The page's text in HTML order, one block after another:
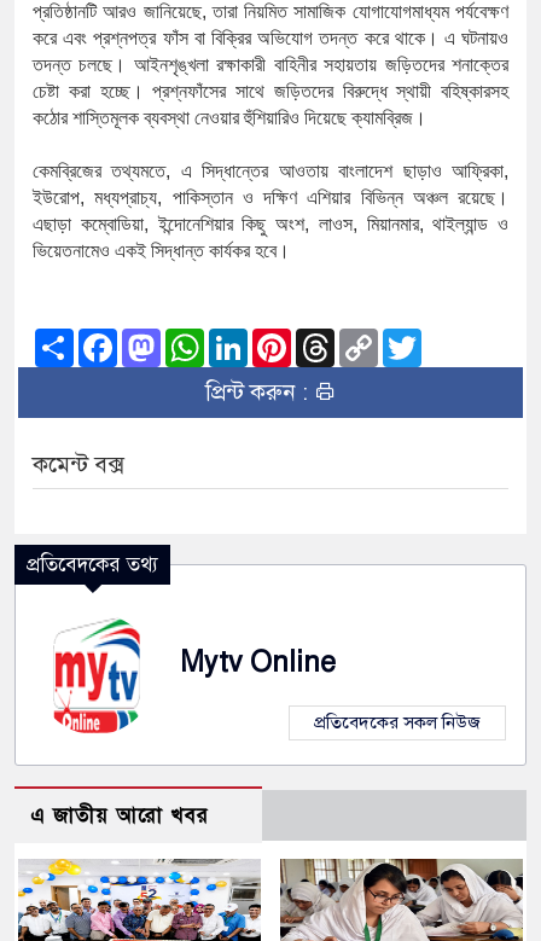
প্রতিষ্ঠানটি আরও জানিয়েছে,তারা নিয়মিত সামাজিক যোগাযোগমাধ্যম পর্যবেক্ষণ
করে এবং প্রশ্নপত্র ফাঁস বা বিক্রির অভিযোগ তদন্ত করে থাকে। এ ঘটনায়ও
তদন্ত চলছে। আইনশৃঙ্খলা রক্ষাকারী বাহিনীর সহায়তায় জড়িতদের শনাক্তের
চেষ্টা করা হচ্ছে। প্রশ্নফাঁসের সাথে জড়িতদের বিরুদ্ধে স্থায়ী বহিষ্কারসহ
কঠোর শাস্তিমূলক ব্যবস্থা নেওয়ার হুঁশিয়ারিও দিয়েছে ক্যামব্রিজ।
কেমব্রিজের তথ্যমতে, এ সিদ্ধান্তের আওতায় বাংলাদেশ ছাড়াও আফ্রিকা,
ইউরোপ,মধ্যপ্রাচ্য, পাকিস্তান ও দক্ষিণ এশিয়ার বিভিন্ন অঞ্চল রয়েছে।
এছাড়া কম্বোডিয়া,ইন্দোনেশিয়ার কিছু অংশ, লাওস, মিয়ানমার,থাইল্যান্ড ও
ভিয়েতনামেও একই সিদ্ধান্ত কার্যকর হবে।
ShareFacebook
Mastodon
WhatsApp
LinkedInPinterest
Threads
Copy
Link
প্রিন্ট করুন :
কমেন্ট বক্স
প্রতিবেদকের তথ্য
Mytv Online
প্রতিবেদকের সকল নিউজ
এ জাতীয় আরো খবর